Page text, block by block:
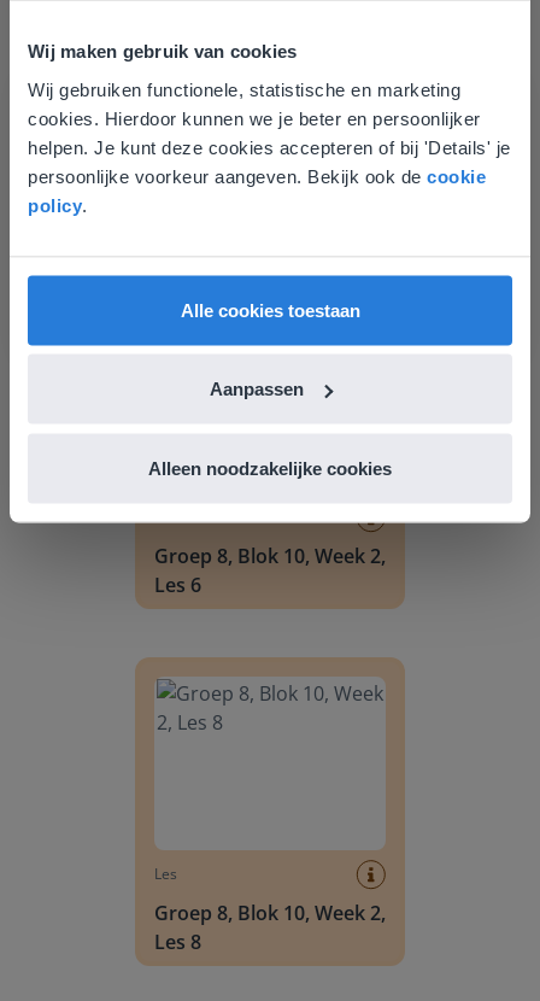
Wij maken gebruik van cookies
Wij gebruiken functionele, statistische en marketing
cookies. Hierdoor kunnen we je beter en persoonlijker
helpen. Je kunt deze cookies accepteren of bij 'Details' je
persoonlijke voorkeur aangeven. Bekijk ook de cookie
policy
Alle cookies toestaan
Aanpassen
Alleen noodzakelijke cookies
Les
Les
Groep 8, Blok 10, Week 2,
Les 6
Les
Groep 8, Blok 10, Week 2,
Les 8
Deze website komt niet
overeen met je locatie
Gezien je locatie, denken we dat je misschien
liever naar de website voor English gaat. Hier
English
Vlaanderen